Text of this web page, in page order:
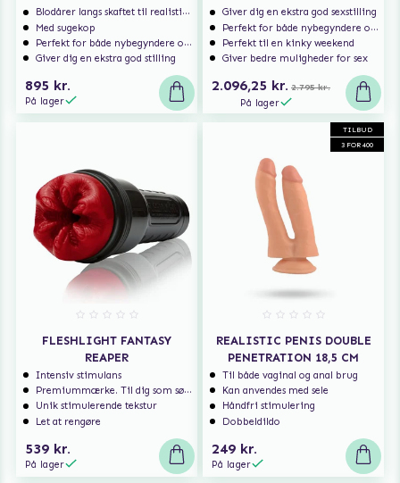
Blodårer langs skaftet til realistisk nydelse
Med sugekop
Perfekt for både nybegyndere og erfarne brugere
Giver dig en ekstra god stilling
895 kr.
På lager
Giver dig en ekstra god sexstilling
Perfekt for både nybegyndere og erfarne brugere
Perfekt til en kinky weekend
Giver bedre muligheder for sex
2.096,25 kr. 2.795 kr.
På lager
FLESHLIGHT FANTASY
REAPER
Intensiv stimulans
Premiummærke. Til dig som søger ekstra høj kvalitet.
Unik stimulerende tekstur
Let at rengøre
539 kr.
På lager
TILBUD
3 FOR 400
REALISTIC PENIS DOUBLE
PENETRATION 18,5 CM
Til både vaginal og anal brug
Kan anvendes med sele
Håndfri stimulering
Dobbeldildo
249 kr.
På lager